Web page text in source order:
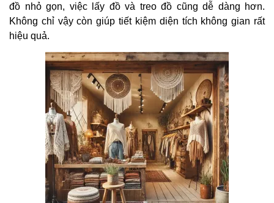
đồ nhỏ gọn, việc lấy đồ và treo đồ cũng dễ dàng hơn.
Không chỉ vậy còn giúp tiết kiệm diện tích không gian rất
hiệu quả.